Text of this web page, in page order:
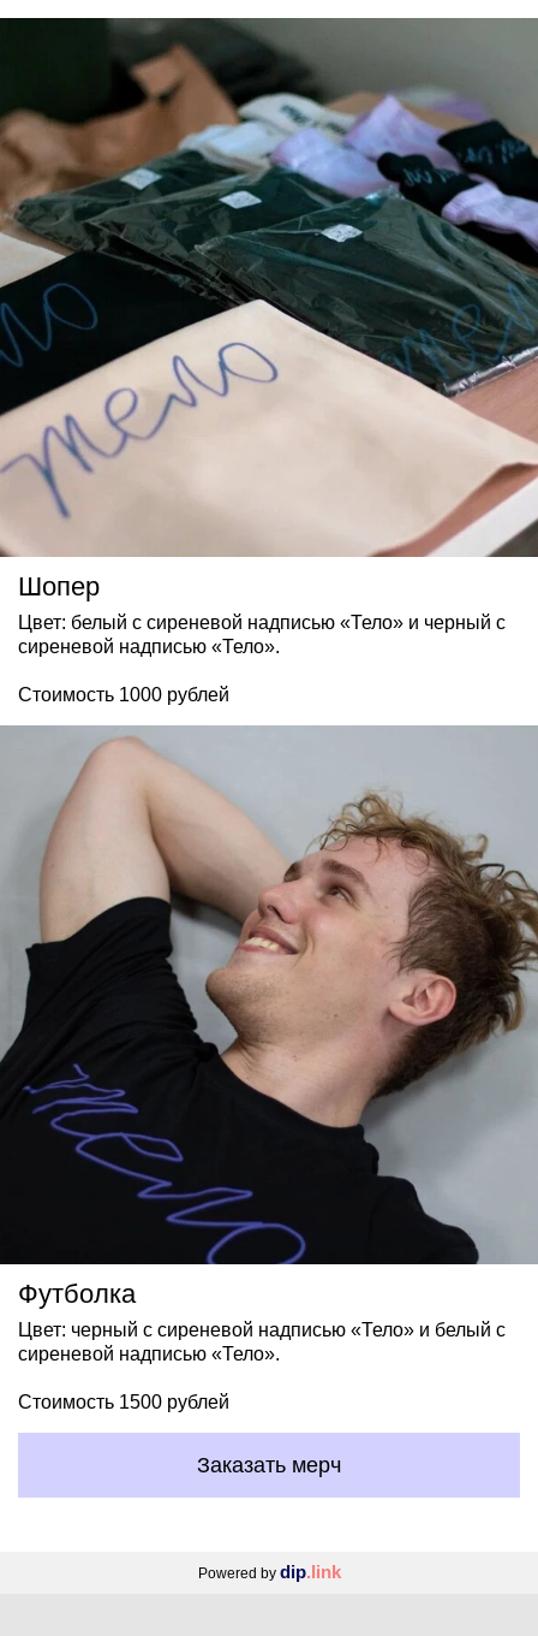
Шопер
Цвет: белый с сиреневой надписью «Тело» и черный с
сиреневой надписью «Тело».
Стоимость 1000 рублей
Футболка
Цвет: черный с сиреневой надписью «Тело» и белый с
сиреневой надписью «Тело».
Стоимость 1500 рублей
Заказать мерч
Powered by dip.link